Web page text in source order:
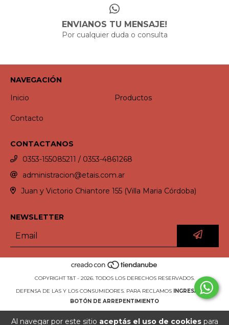
Al navegar por este sitio aceptás el uso de cookiespara
ENVIANOS TU MENSAJE!
Por cualquier duda o consulta
NAVEGACIÓN
Inicio
Productos
Contacto
CONTACTANOS
0353-155085211 / 0353-4861268
administracion@etais.com.ar
Juan y Victorio Chiantore 155 (Villa Maria Córdoba)
NEWSLETTER
COPYRIGHT T&T - 2026. TODOS LOS DERECHOS RESERVADOS.
DEFENSA DE LAS Y LOS CONSUMIDORES. PARA RECLAMOS INGRESÁ ACÁ.
BOTÓN DE ARREPENTIMIENTO